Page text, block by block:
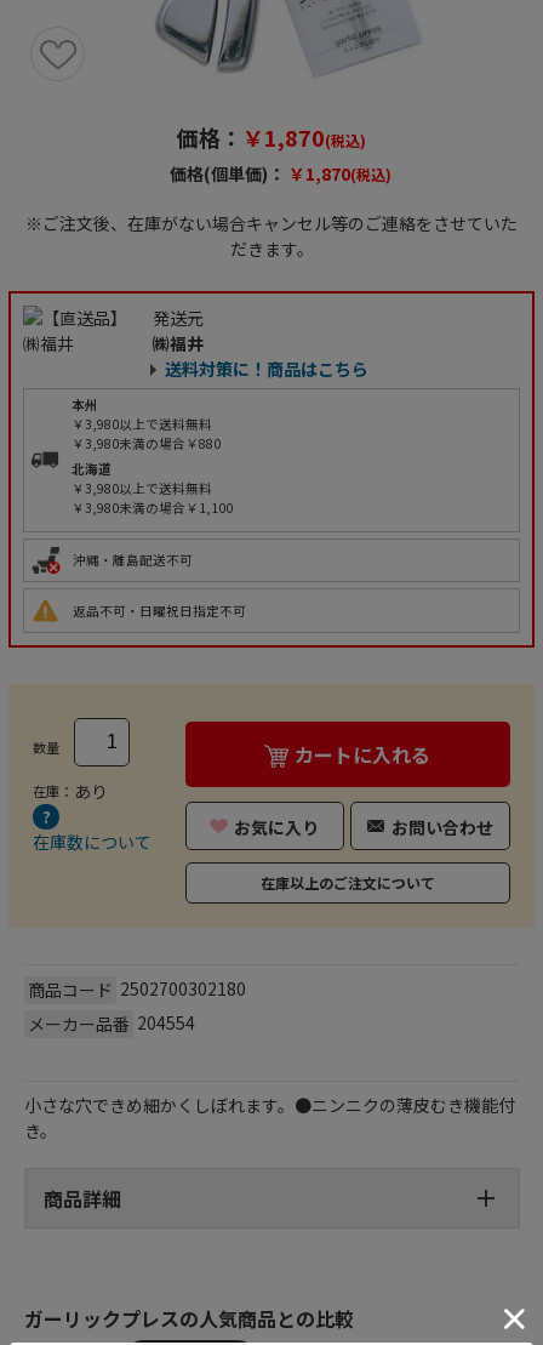
価格： ￥1,870(税込)
価格(個単価)： ￥1,870(税込)
※ご注文後、在庫がない場合キャンセル等のご連絡をさせていた
だきます。
発送元
㈱福井
送料対策に！商品はこちら
本州
￥3,980以上で送料無料
￥3,980未満の場合￥880
北海道
￥3,980以上で送料無料
￥3,980未満の場合￥1,100
沖縄・離島配送不可
返品不可・日曜祝日指定不可
数量
在庫： あり
在庫数について
カートに入れる
お気に入り お問い合わせ
在庫以上のご注文について
商品コード 2502700302180
メーカー品番 204554
小さな穴できめ細かくしぼれます。●ニンニクの薄皮むき機能付
き。
商品詳細
ガーリックプレスの人気商品との比較